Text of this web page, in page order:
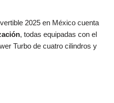
2025 en México cuenta
, todas equipadas con el
Turbo de cuatro cilindros y